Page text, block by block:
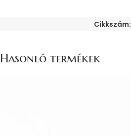
Cikkszám:
Hasonló termékek